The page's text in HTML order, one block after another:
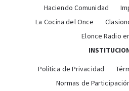
Haciendo Comunidad
La Cocina del Once
Elonce Radio
Política de Privacidad
Normas de